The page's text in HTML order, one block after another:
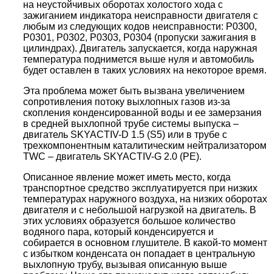
на неустойчивых оборотах холостого хода с
зажиганием индикатора неисправности двигателя с
любым из следующих кодов неисправности: P0300,
P0301, P0302, P0303, P0304 (пропуски зажигания в
цилиндрах). Двигатель запускается, когда наружная
температура поднимется выше нуля и автомобиль
будет оставлен в таких условиях на некоторое время.
Эта проблема может быть вызвана увеличением
сопротивления потоку выхлопных газов из-за
скопления конденсированной воды и ее замерзания
в средней выхлопной трубе системы выпуска –
двигатель SKYACTIV-D 1.5 (S5) или в трубе с
трехкомпонентным каталитическим нейтрализатором
TWC – двигатель SKYACTIV-G 2.0 (PE).
Описанное явление может иметь место, когда
транспортное средство эксплуатируется при низких
температурах наружного воздуха, на низких оборотах
двигателя и с небольшой нагрузкой на двигатель. В
этих условиях образуется большое количество
водяного пара, который конденсируется и
собирается в основном глушителе. В какой-то момент
с избытком конденсата он попадает в центральную
выхлопную трубу, вызывая описанную выше